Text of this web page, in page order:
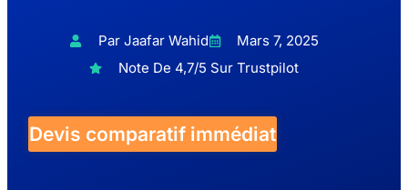
Par Jaafar Wahid
Mars 7, 2025
Note De 4,7/5 Sur Trustpilot
Devis comparatif immédiat